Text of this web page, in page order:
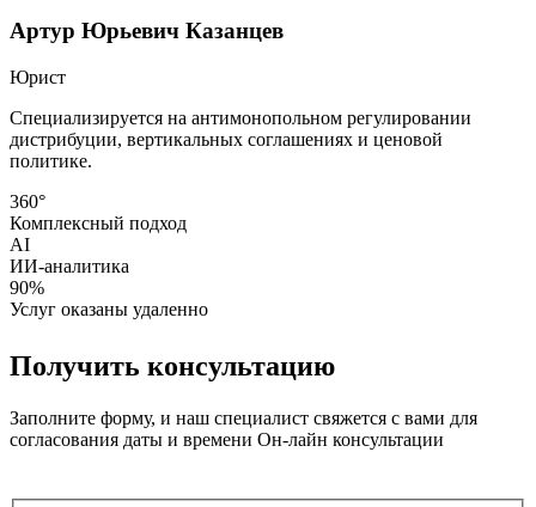
Артур Юрьевич Казанцев
Юрист
Специализируется на антимонопольном регулировании
дистрибуции, вертикальных соглашениях и ценовой
политике.
360°
Комплексный подход
AI
ИИ-аналитика
90%
Услуг оказаны удаленно
Получить консультацию
Заполните форму, и наш специалист свяжется с вами для
согласования даты и времени Он-лайн консультации